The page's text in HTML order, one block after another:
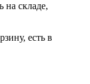
на складе,
есть в